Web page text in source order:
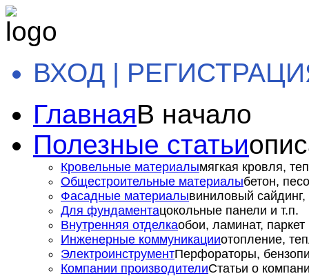
ВХОД |
ГлавнаяВ начало
Полезные статьи
Кровельные материалымягкая кровля,
Общестроительные материалыбетон,
Фасадные материалывиниловый сайдинг,
Для фундаментацокольные панели и т.п.
Внутренняя отделкаобои, ламинат, паркет
Инженерные коммуникацииотопление,
ЭлектроинструментПерфораторы,
Компании производителиСтатьи о